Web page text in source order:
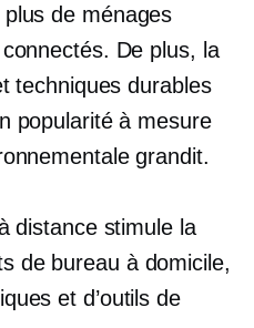
de ménages
De plus, la
techniques durables
popularité à mesure
grandit.
distance stimule la
de bureau à domicile,
et d’outils de